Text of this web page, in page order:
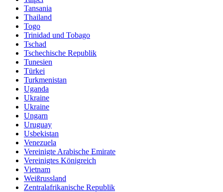
Tansania
Thailand
Togo
Trinidad und Tobago
Tschad
Tschechische Republik
Tunesien
Türkei
Turkmenistan
Uganda
Ukraine
Ukraine
Ungarn
Uruguay
Usbekistan
Venezuela
Vereinigte Arabische Emirate
Vereinigtes Königreich
Vietnam
Weißrussland
Zentralafrikanische Republik